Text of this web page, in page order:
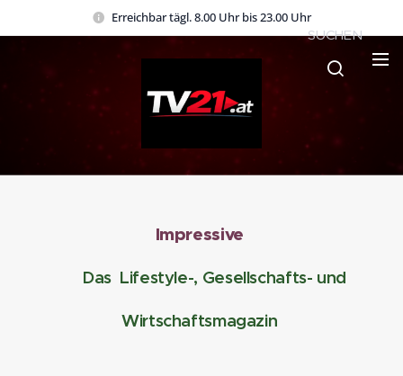
Erreichbar tägl. 8.00 Uhr bis 23.00 Uhr
SUCHEN
Impressive
Das Lifestyle-, Gesellschafts- und
Wirtschaftsmagazin